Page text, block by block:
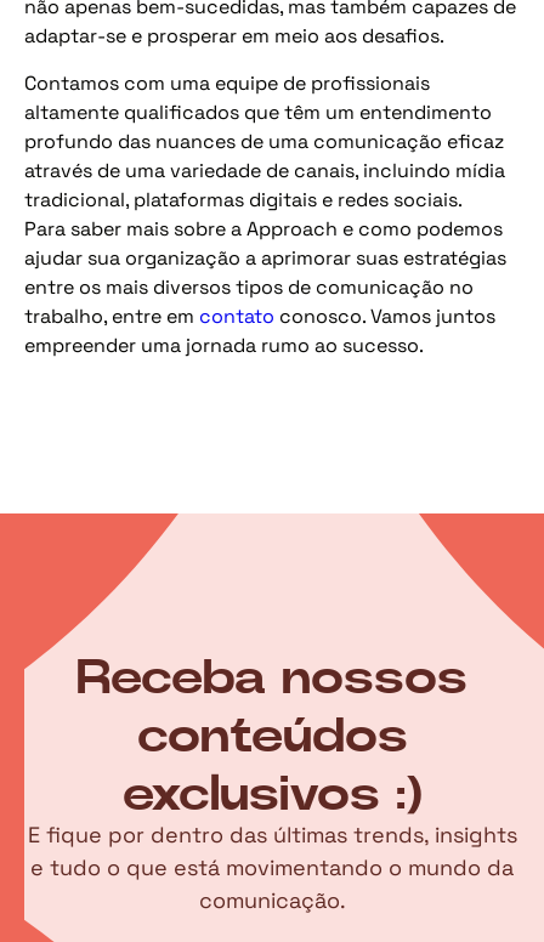
não apenas bem-sucedidas, mas também capazes de
adaptar-se e prosperar em meio aos desafios.
Contamos com uma equipe de profissionais
altamente qualificados que têm um entendimento
profundo das nuances de uma comunicação eficaz
através de uma variedade de canais, incluindo mídia
tradicional, plataformas digitais e redes sociais.
Para saber mais sobre a Approach e como podemos
ajudar sua organização a aprimorar suas estratégias
entre os mais diversos tipos de comunicação no
trabalho, entre em contato conosco. Vamos juntos
empreender uma jornada rumo ao sucesso.
Receba nossos
conteúdos
exclusivos :)
E fique por dentro das últimas trends, insights
e tudo o que está movimentando o mundo da
comunicação.